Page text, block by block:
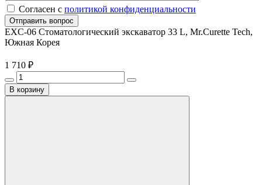
Согласен с политикой конфиденциальности
Отправить вопрос
EXC-06 Стоматологический экскаватор 33 L, Mr.Curette Tech,
Южная Корея
1 710 ₽
В корзину